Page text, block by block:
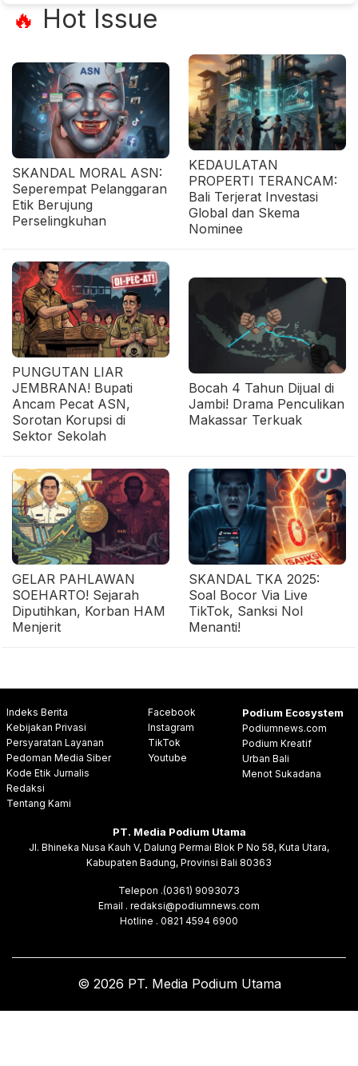
🔥 Hot Issue
SKANDAL MORAL ASN:
Seperempat Pelanggaran
Etik Berujung
Perselingkuhan
KEDAULATAN
PROPERTI TERANCAM:
Bali Terjerat Investasi
Global dan Skema
Nominee
PUNGUTAN LIAR
JEMBRANA! Bupati
Ancam Pecat ASN,
Sorotan Korupsi di
Sektor Sekolah
Bocah 4 Tahun Dijual di
Jambi! Drama Penculikan
Makassar Terkuak
GELAR PAHLAWAN
SOEHARTO! Sejarah
Diputihkan, Korban HAM
Menjerit
SKANDAL TKA 2025:
Soal Bocor Via Live
TikTok, Sanksi Nol
Menanti!
Indeks Berita
Kebijakan Privasi
Persyaratan Layanan
Pedoman Media Siber
Kode Etik Jurnalis
Redaksi
Tentang Kami
Facebook
Instagram
TikTok
Youtube
Podium Ecosystem
Podiumnews.com
Podium Kreatif
Urban Bali
Menot Sukadana
PT. Media Podium Utama
Jl. Bhineka Nusa Kauh V, Dalung Permai Blok P No 58, Kuta Utara,
Kabupaten Badung, Provinsi Bali 80363
Telepon .(0361) 9093073
Email . redaksi@podiumnews.com
Hotline . 0821 4594 6900
© 2026 PT. Media Podium Utama